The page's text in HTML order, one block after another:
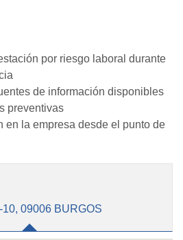
por riesgo laboral durante
de información disponibles
preventivas
en la empresa desde el punto de
09006 BURGOS